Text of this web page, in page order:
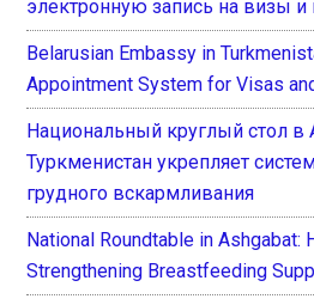
электронную запись на визы и
Belarusian Embassy in
Appointment System for Visas
Национальный круглый стол в
Туркменистан укрепляет
грудного вскармливания
National Roundtable in Ashgabat:
Strengthening Breastfeeding